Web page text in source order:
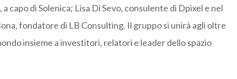
capo di Solenica; Lisa Di Sevo, consulente di Dpixel e nel
fondatore di LB Consulting. Il gruppo si unirà agli oltre
insieme a investitori, relatori e leader dello spazio